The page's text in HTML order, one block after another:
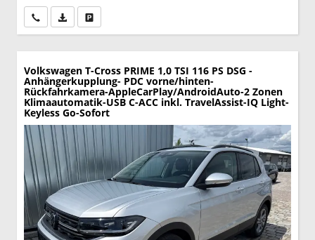
Wir rufen Sie anPDF-Datei, Fahrzeugexposé drucken
Volkswagen T-Cross PRIME 1,0 TSI 116 PS DSG -
Anhängerkupplung- PDC vorne/hinten-
Rückfahrkamera-AppleCarPlay/AndroidAuto-2 Zonen
Klimaautomatik-USB C-ACC inkl. TravelAssist-IQ Light-
Keyless Go-Sofort